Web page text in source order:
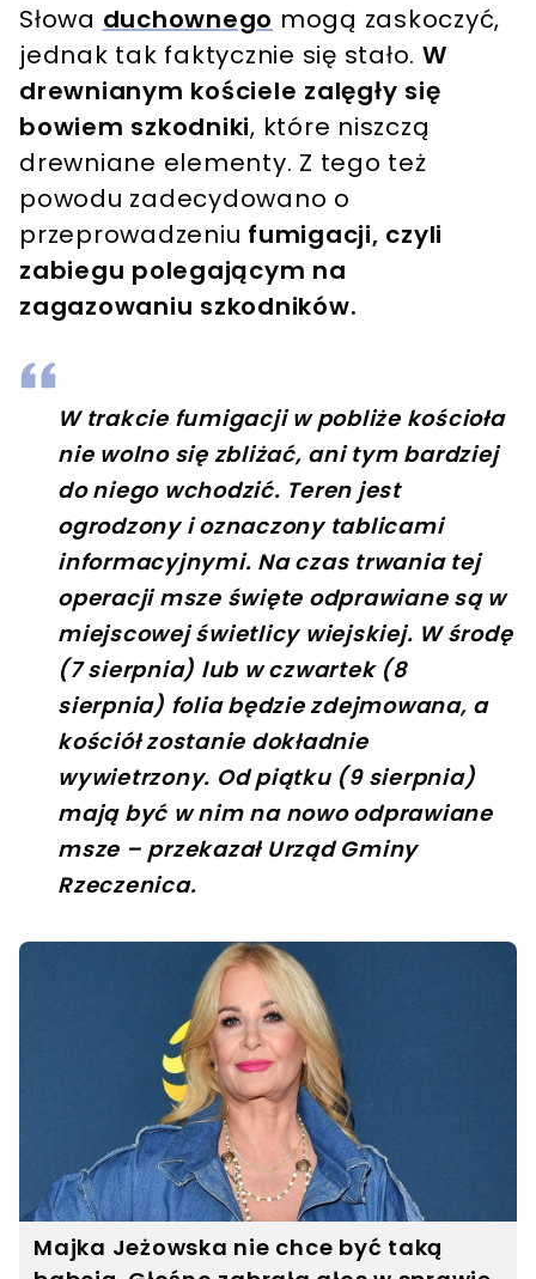
Słowa duchownego mogą zaskoczyć,
jednak tak faktycznie się stało. W
drewnianym kościele zalęgły się
bowiem szkodniki, które niszczą
drewniane elementy. Z tego też
powodu zadecydowano o
przeprowadzeniu fumigacji, czyli
zabiegu polegającym na
zagazowaniu szkodników.
W trakcie fumigacji w pobliże kościoła
nie wolno się zbliżać, ani tym bardziej
do niego wchodzić. Teren jest
ogrodzony i oznaczony tablicami
informacyjnymi. Na czas trwania tej
operacji msze święte odprawiane są w
miejscowej świetlicy wiejskiej. W środę
(7 sierpnia) lub w czwartek (8
sierpnia) folia będzie zdejmowana, a
kościół zostanie dokładnie
wywietrzony. Od piątku (9 sierpnia)
mają być w nim na nowo odprawiane
msze – przekazał Urząd Gminy
Rzeczenica.
Majka Jeżowska nie chce być taką